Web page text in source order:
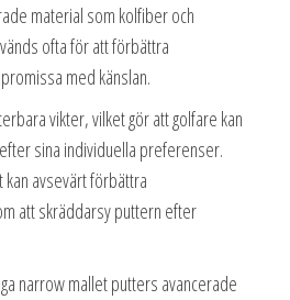
material som kolfiber och
ofta för att förbättra
med känslan.
vikter, vilket gör att golfare kan
sina individuella preferenser.
kan avsevärt förbättra
att skräddarsy puttern efter
narrow mallet putters avancerade